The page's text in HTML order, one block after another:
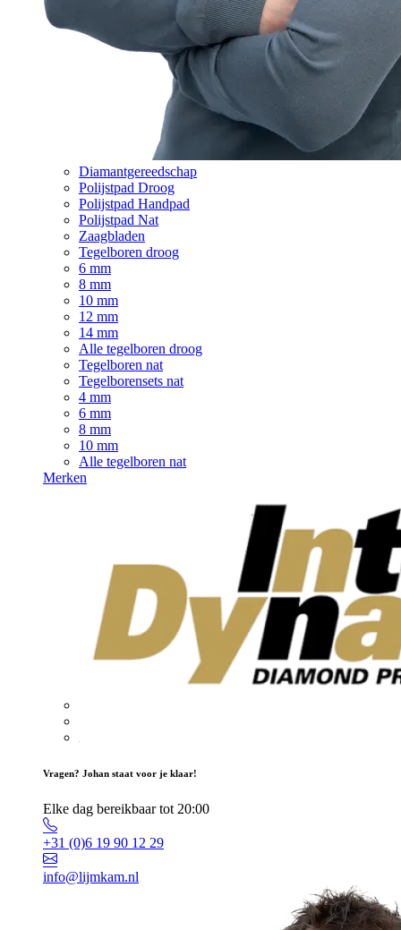
Diamantgereedschap
Polijstpad Droog
Polijstpad Handpad
Polijstpad Nat
Zaagbladen
Tegelboren droog
6 mm
8 mm
10 mm
12 mm
14 mm
Alle tegelboren droog
Tegelboren nat
Tegelborensets nat
4 mm
6 mm
8 mm
10 mm
Alle tegelboren nat
Merken
Vragen? Johan staat voor je klaar!
Elke dag bereikbaar tot 20:00
+31 (0)6 19 90 12 29
info@lijmkam.nl